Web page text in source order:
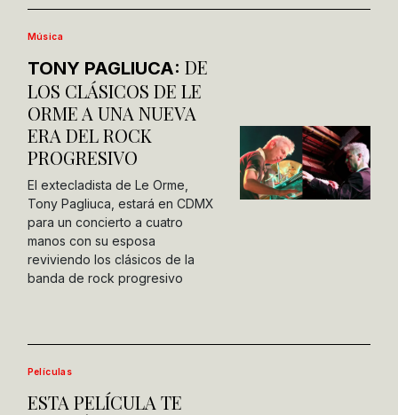
Música
TONY PAGLIUCA: DE
LOS CLÁSICOS DE LE
ORME A UNA NUEVA
ERA DEL ROCK
PROGRESIVO
El extecladista de Le Orme,
Tony Pagliuca, estará en CDMX
para un concierto a cuatro
manos con su esposa
reviviendo los clásicos de la
banda de rock progresivo
Películas
ESTA PELÍCULA TE